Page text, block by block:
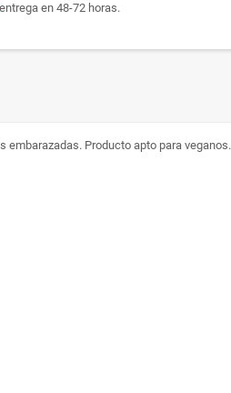
en 48-72 horas.
embarazadas. Producto apto para veganos.